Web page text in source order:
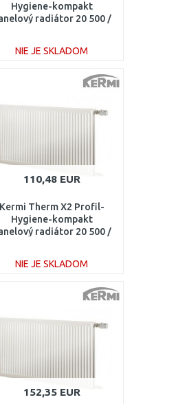
Hygiene-kompakt
radiátor 20 500 /
NIE JE SKLADOM
DO KOŠÍKA
Porovnať
110,48 EUR
Kermi Therm X2 Profil-
Hygiene-kompakt
radiátor 20 500 /
NIE JE SKLADOM
DO KOŠÍKA
Porovnať
152,35 EUR